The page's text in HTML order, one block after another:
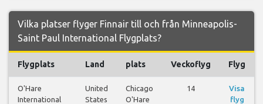
Vilka platser flyger Finnair till och från Minneapolis-
Saint Paul International Flygplats?
Flygplats Land plats Veckoflyg Flyg
O'Hare
International
United
States
Chicago
O'Hare
14
Visa
flyg